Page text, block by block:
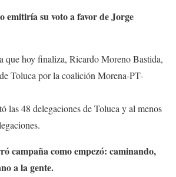
emitiría su voto a favor de Jorge
que hoy finaliza, Ricardo Moreno Bastida,
Toluca por la coalición Morena-PT-
las 48 delegaciones de Toluca y al menos
campaña como empezó: caminando,
a la gente.